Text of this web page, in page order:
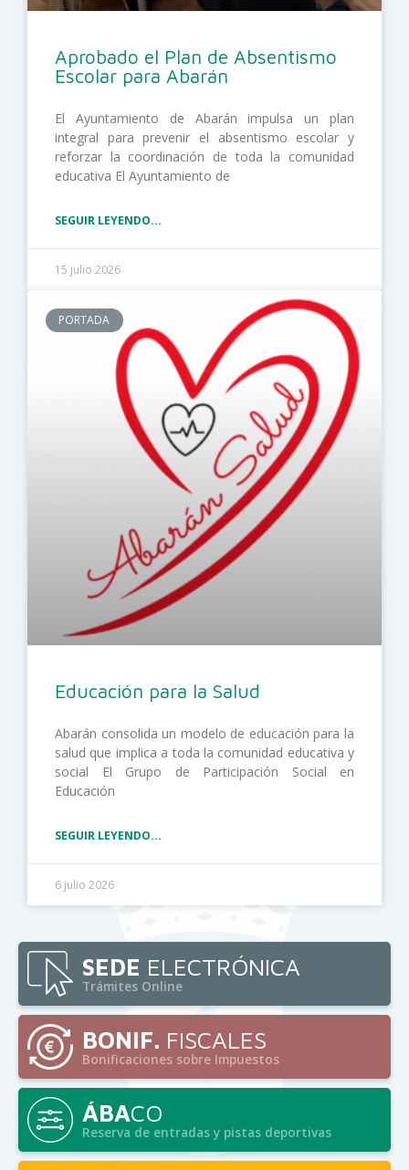
Aprobado el Plan de Absentismo
Escolar para Abarán
El Ayuntamiento de Abarán impulsa un plan
integral para prevenir el absentismo escolar y
reforzar la coordinación de toda la comunidad
educativa El Ayuntamiento de
SEGUIR LEYENDO...
15 julio 2026
PORTADA
Educación para la Salud
Abarán consolida un modelo de educación para la
salud que implica a toda la comunidad educativa y
social El Grupo de Participación Social en
Educación
SEGUIR LEYENDO...
6 julio 2026
SEDE ELECTRÓNICA
Trámites Online
BONIF. FISCALES
Bonificaciones sobre Impuestos
ÁBACO
Reserva de entradas y pistas deportivas